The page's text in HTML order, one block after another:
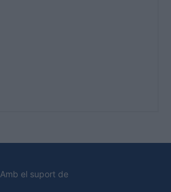
Amb el suport de